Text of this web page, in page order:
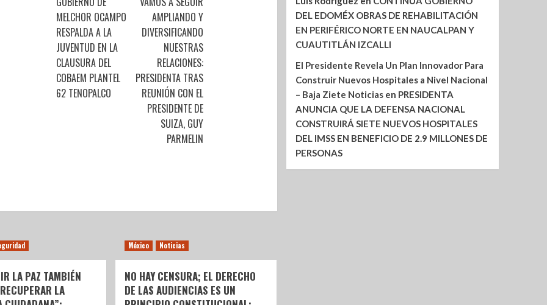
MELCHOR OCAMPO
RESPALDA A LA
JUVENTUD EN LA
CLAUSURA DEL
COBAEM PLANTEL
62 TENOPALCO
AMPLIANDO Y
DIVERSIFICANDO
NUESTRAS
RELACIONES:
PRESIDENTA TRAS
REUNIÓN CON EL
PRESIDENTE DE
SUIZA, GUY
PARMELIN
LA PAZ TAMBIÉN
LA
México Noticias
NO HAY CENSURA; EL DERECHO
DE LAS AUDIENCIAS ES UN
DEL EDOMÉX OBRAS DE REHABILITACIÓN
EN PERIFÉRICO NORTE EN NAUCALPAN Y
CUAUTITLÁN IZCALLI
El Presidente Revela Un Plan Innovador Para
Construir Nuevos Hospitales a Nivel Nacional
– Baja Ziete Noticiasen PRESIDENTA
ANUNCIA QUE LA DEFENSA NACIONAL
CONSTRUIRÁ SIETE NUEVOS HOSPITALES
DEL IMSS EN BENEFICIO DE 2.9 MILLONES DE
PERSONAS